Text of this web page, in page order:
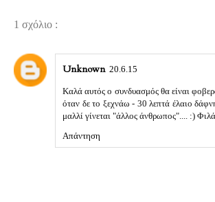
1 σχόλιο :
Unknown 20.6.15
Καλά αυτός ο συνδυασμός θα είναι
όταν δε το ξεχνάω - 30 λεπτά έλαιο
μαλλί γίνεται "άλλος άνθρωπος".... :)
Απάντηση